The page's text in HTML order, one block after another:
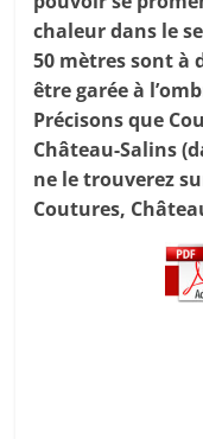
chaleur dans le
50 mètres sont à
être garée à
Précisons que
Château-Salins
ne le trouverez
Coutures,